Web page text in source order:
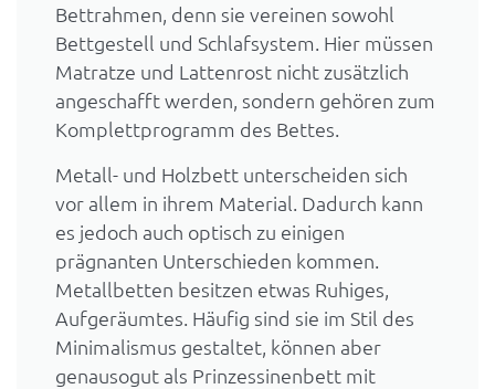
Bettrahmen, denn sie vereinen sowohl
Bettgestell und Schlafsystem. Hier müssen
Matratze und Lattenrost nicht zusätzlich
angeschafft werden, sondern gehören zum
Komplettprogramm des Bettes.
Metall- und Holzbett unterscheiden sich
vor allem in ihrem Material. Dadurch kann
es jedoch auch optisch zu einigen
prägnanten Unterschieden kommen.
Metallbetten besitzen etwas Ruhiges,
Aufgeräumtes. Häufig sind sie im Stil des
Minimalismus gestaltet, können aber
genausogut als Prinzessinenbett mit